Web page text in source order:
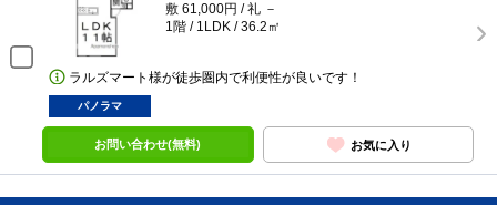
敷 61,000円 / 礼 －
1階 / 1LDK / 36.2㎡
ラルズマート様が徒歩圏内で利便性が良いです！
パノラマ
お問い合わせ(無料) お気に入り